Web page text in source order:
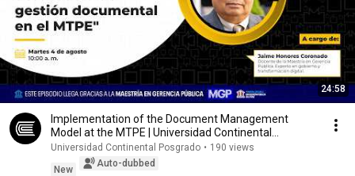
24:58
Implementation of the Document Management
Model at the MTPE | Universidad Continental
Postgraduat...
Universidad Continental Posgrado • 190 views
New
Auto-dubbed